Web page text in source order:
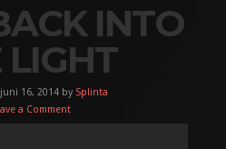
INTO
LIGHT
16, 2014 by Splinta
a Comment